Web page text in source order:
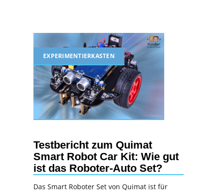
EXPERIMENTIERKASTEN
Testbericht zum Quimat
Smart Robot Car Kit: Wie gut
ist das Roboter-Auto Set?
Das Smart Roboter Set von Quimat ist für